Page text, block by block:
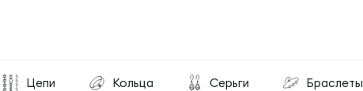
Цепи Кольца Серьги Браслеты